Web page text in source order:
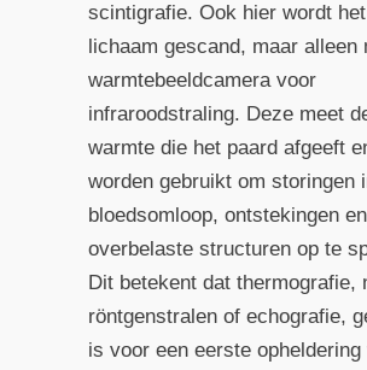
scintigrafie. Ook hier wordt het
lichaam gescand, maar alleen
warmtebeeldcamera voor
infraroodstraling. Deze meet
warmte die het paard afgeeft
worden gebruikt om storingen
bloedsomloop, ontstekingen en
overbelaste structuren op te
Dit betekent dat thermografie,
röntgenstralen of echografie,
is voor een eerste opheldering